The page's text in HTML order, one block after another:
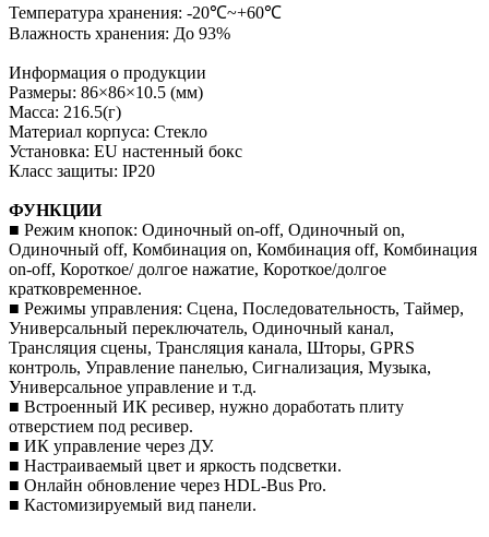
Температура хранения: -20℃~+60℃
Влажность хранения: До 93%
Информация о продукции
Размеры: 86×86×10.5 (мм)
Масса: 216.5(г)
Материал корпуса: Стекло
Установка: EU настенный бокс
Класс защиты: IP20
ФУНКЦИИ
■ Режим кнопок: Одиночный on-off, Одиночный on,
Одиночный off, Комбинация on, Комбинация off, Комбинация
on-off, Короткое/ долгое нажатие, Короткое/долгое
кратковременное.
■ Режимы управления: Сцена, Последовательность, Таймер,
Универсальный переключатель, Одиночный канал,
Трансляция сцены, Трансляция канала, Шторы, GPRS
контроль, Управление панелью, Сигнализация, Музыка,
Универсальное управление и т.д.
■ Встроенный ИК ресивер, нужно доработать плиту
отверстием под ресивер.
■ ИК управление через ДУ.
■ Настраиваемый цвет и яркость подсветки.
■ Онлайн обновление через HDL-Bus Pro.
■ Кастомизируемый вид панели.